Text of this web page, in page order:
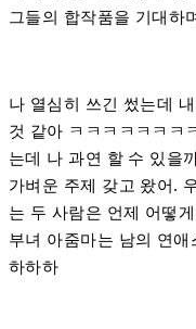
그들의 합작품을 기대하
나 열심히 쓰긴 썼는데
것 같아 ㅋㅋㅋㅋㅋㅋㅋ
는데 나 과연 할 수 있을
가벼운 주제 갖고 왔어.
는 두 사람은 언제 어떻
부녀 아줌마는 남의 연
하하하